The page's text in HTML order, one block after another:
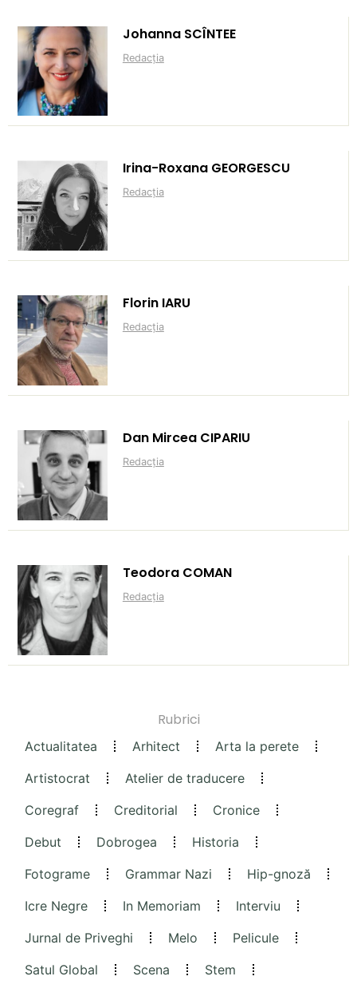
Johanna SCÎNTEE
Redacția
Irina-Roxana GEORGESCU
Redacția
Florin IARU
Redacția
Dan Mircea CIPARIU
Redacția
Teodora COMAN
Redacția
Rubrici
Actualitatea Arhitect
Arta la perete
Artistocrat
Atelier de traducere
Coregraf
Creditorial
Cronice
Debut
Dobrogea
Historia
Fotograme
Grammar Nazi
Hip-gnoză
Icre Negre
In Memoriam
Interviu
Jurnal de Priveghi
Melo
Pelicule
Satul Global
Scena
Stem